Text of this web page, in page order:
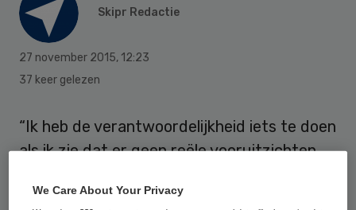
Skipr Redactie
27 november 2015, 12:23
37 keer gelezen
“Ik heb de verantwoordelijkheid iets te doen
als ik zie dat er geen reële vooruitzichten
Wij zien dat de bodem in zicht komt”, zegt
We Care About Your Privacy